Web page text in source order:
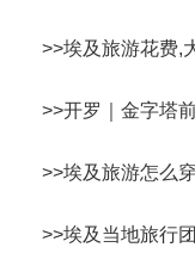
>>埃及旅游花费
>>开罗｜金字塔
>>埃及旅游怎么
>>埃及当地旅行